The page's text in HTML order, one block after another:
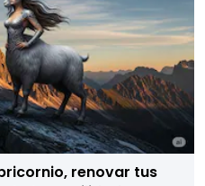
renovar tus